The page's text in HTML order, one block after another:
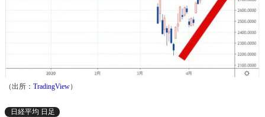
（出所： TradingView）
日経平均 日足